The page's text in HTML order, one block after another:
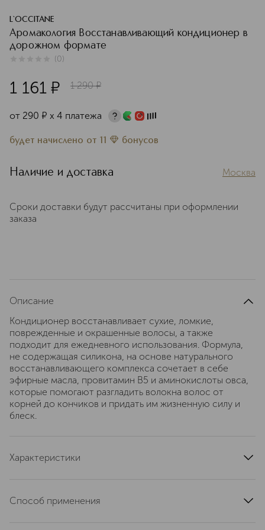
L`OCCITANE
Аромакология Восстанавливающий кондиционер в
дорожном формате
(0)
1 161 ¤ 1 290 ¤
от 290 ¤ х 4 платежа
будет начислено от 11 бонусов
Наличие и доставка Москва
Сроки доставки будут рассчитаны при оформлении
заказа
Описание
Кондиционер восстанавливает сухие, ломкие,
поврежденные и окрашенные волосы, а также
подходит для ежедневного использования. Формула,
не содержащая силикона, на основе натурального
восстанавливающего комплекса сочетает в себе
эфирные масла, провитамин В5 и аминокислоты овса,
которые помогают разгладить волокна волос от
корней до кончиков и придать им жизненную силу и
блеск.
Характеристики
артикул
Способ применения